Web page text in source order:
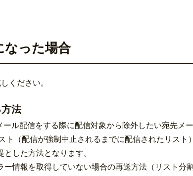
なった場合
ください。
法
ル配信をする際に配信対象から除外したい宛先メ
（配信が強制中止されるまでに配信されたリスト
した方法となります。
情報を取得していない場合の再送方法（リスト分